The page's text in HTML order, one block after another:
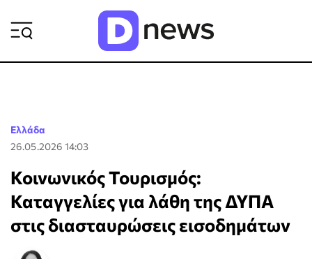
Ελλάδα
26.05.2026 14:03
Κοινωνικός Τουρισμός:
Καταγγελίες για λάθη της ΔΥΠΑ
στις διασταυρώσεις εισοδημάτων